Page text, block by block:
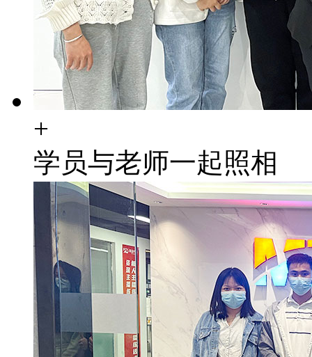
+
学员与老师一起照相